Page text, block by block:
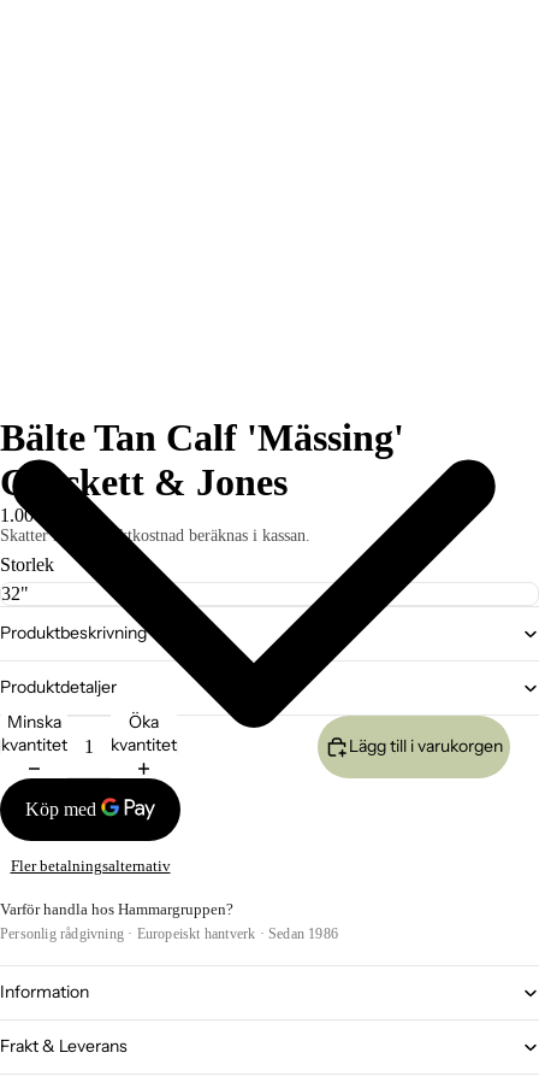
Bälte Tan Calf 'Mässing'
Crockett & Jones
1.000 SEK
Skatter ingår. Fraktkostnad beräknas i kassan.
Storlek
Produktbeskrivning
Produktdetaljer
Minska
kvantitet
Öka
kvantitet
Lägg till i varukorgen
Fler betalningsalternativ
Varför handla hos Hammargruppen?
Personlig rådgivning · Europeiskt hantverk · Sedan 1986
Information
Frakt & Leverans